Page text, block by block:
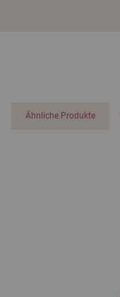
Ähnliche Produkte